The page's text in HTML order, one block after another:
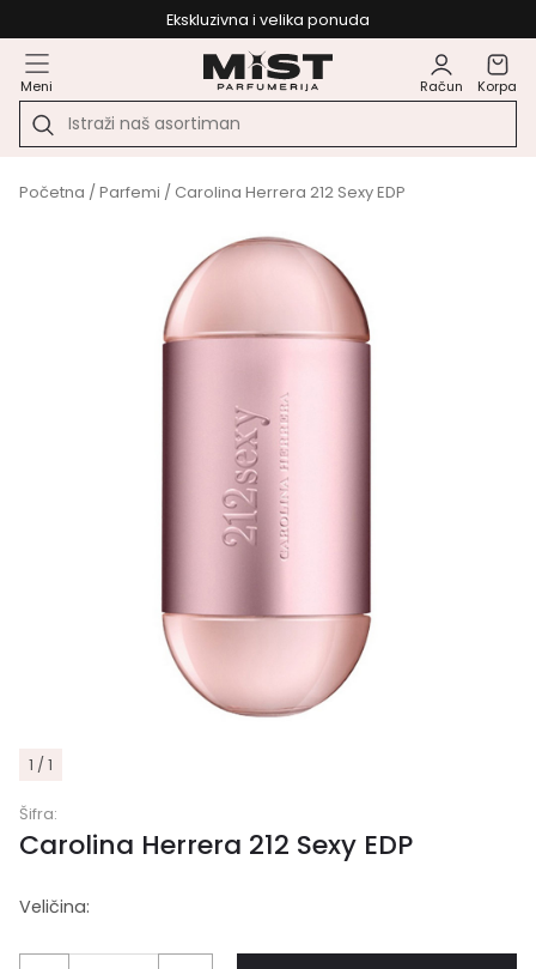
Ekskluzivna i velika ponuda
Meni Račun Korpa
Početna /Parfemi / Carolina Herrera 212 Sexy EDP
1 / 1
Šifra:
Carolina Herrera 212 Sexy EDP
Veličina: